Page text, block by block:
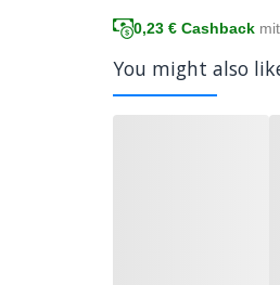
0,23 € Cashback
You might also